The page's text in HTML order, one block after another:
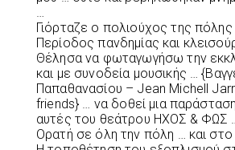
Γιόρταζε ο πολιούχος της πόλης
Περίοδος πανδημίας και
Θέλησα να φωταγωγήσω την
και με συνοδεία μουσικής …
Παπαθανασίου – Jean Michell
friends} … να δοθεί μια
αυτές του θεάτρου ΗΧΟΣ & ΦΩΣ …
Ορατή σε όλη την πόλη … και στο